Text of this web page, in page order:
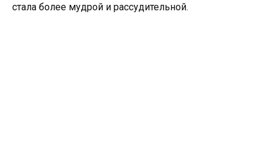
стала более мудрой и рассудительной.